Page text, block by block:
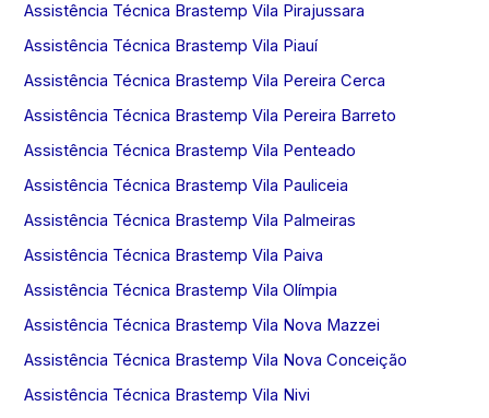
Assistência Técnica Brastemp Vila Pirajussara
Assistência Técnica Brastemp Vila Piauí
Assistência Técnica Brastemp Vila Pereira Cerca
Assistência Técnica Brastemp Vila Pereira Barreto
Assistência Técnica Brastemp Vila Penteado
Assistência Técnica Brastemp Vila Pauliceia
Assistência Técnica Brastemp Vila Palmeiras
Assistência Técnica Brastemp Vila Paiva
Assistência Técnica Brastemp Vila Olímpia
Assistência Técnica Brastemp Vila Nova Mazzei
Assistência Técnica Brastemp Vila Nova Conceição
Assistência Técnica Brastemp Vila Nivi